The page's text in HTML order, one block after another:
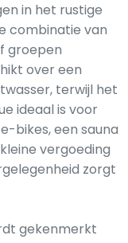
in het rustige
combinatie van
groepen
over een
terwijl het
ideaal is voor
bikes, een sauna
vergoeding
zorgt
gekenmerkt